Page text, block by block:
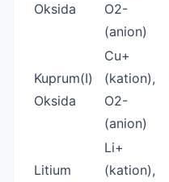
Oksida
O2-
(anion)
Kuprum(I)
Oksida
Cu+
(kation),
O2-
(anion)
Litium
Li+
(kation),